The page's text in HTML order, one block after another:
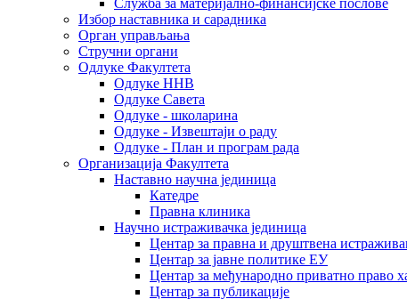
Служба за материјално-финансијске послове
Избор наставника и сарадника
Oрган управљања
Стручни органи
Одлуке Факултета
Одлуке ННВ
Одлуке Савета
Одлуке - школарина
Одлуке - Извештаји о раду
Одлуке - План и програм рада
Организација Факултета
Наставно научна јединица
Катедре
Правна клиника
Научно истраживачка јединица
Центар за правна и друштвена
Центар за јавне политике ЕУ
Центар за међународно приватно право
Центар за публикације